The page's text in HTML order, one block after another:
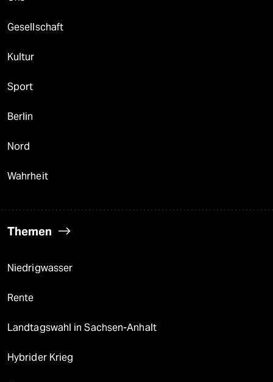
Gesellschaft
Kultur
Sport
Berlin
Nord
Wahrheit
Themen
Niedrigwasser
Rente
Landtagswahl in Sachsen-Anhalt
Hybrider Krieg